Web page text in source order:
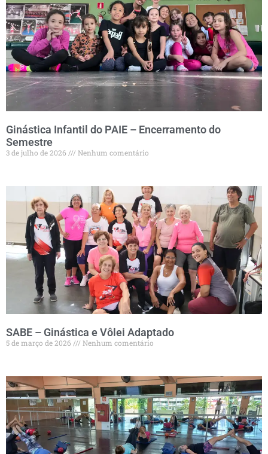
Ginástica Infantil do PAIE – Encerramento do
Semestre
3 de julho de 2026 Nenhum comentário
SABE – Ginástica e Vôlei Adaptado
5 de março de 2026 Nenhum comentário